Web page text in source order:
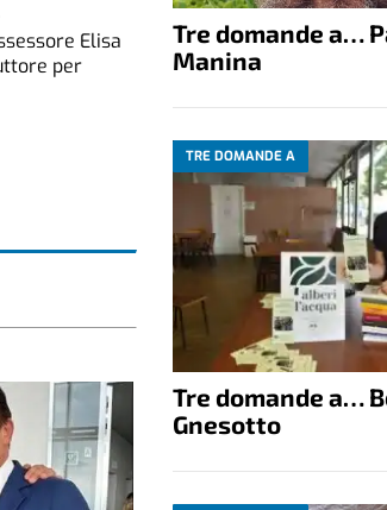
Elisa
per
Tre domande a…
Manina
TRE DOMANDE A
Tre domande a…
Gnesotto